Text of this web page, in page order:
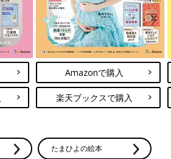
Amazonで購入
楽天ブックスで購入
たまひよの絵本